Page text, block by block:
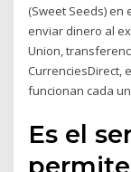
(Sweet Seeds) en
enviar dinero al
Union,
CurrenciesDirect,
funcionan cada
Es el